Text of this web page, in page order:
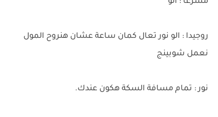
روجيدا : الو نور تعال كمان ساعة عشان هنروح المول
نعمل شوبينج
نور : تمام مسافة السكة هكون عندك.